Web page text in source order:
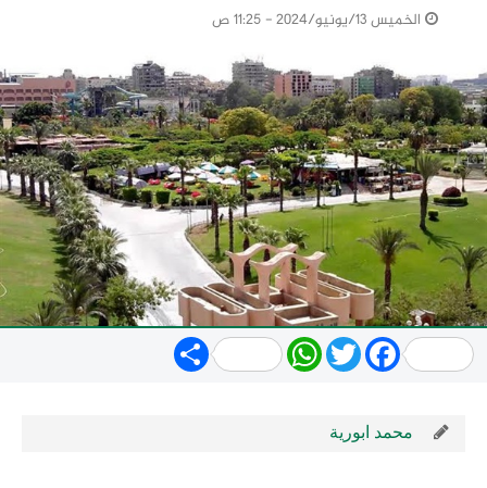
الخميس 13/يونيو/2024 - 11:25 ص
Share WhatsApp
TwitterFacebook
محمد ابورية